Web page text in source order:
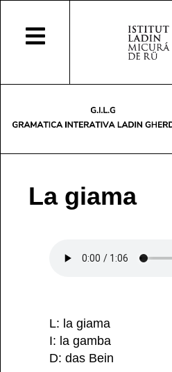
La giama
L: la giama
I: la gamba
D: das Bein